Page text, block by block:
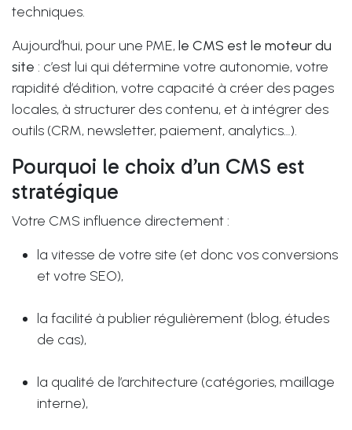
techniques.
Aujourd’hui, pour une PME,le CMS est le moteur du
site : c’est lui qui détermine votre autonomie, votre
rapidité d’édition, votre capacité à créer des pages
locales, à structurer des contenu, et à intégrer des
outils (CRM, newsletter, paiement, analytics…).
Pourquoi le choix d’un CMS est
stratégique
Votre CMS influence directement :
la vitesse de votre site (et donc vos conversions
et votre SEO),
la facilité à publier régulièrement (blog, études
de cas),
la qualité de l’architecture (catégories, maillage
interne),